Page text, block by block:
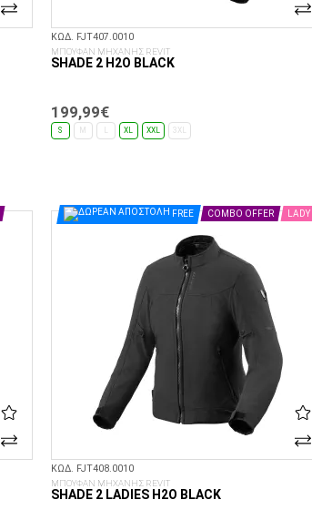
ΚΩΔ. FJT407.0010
ΜΠΟΥΦΑΝ ΜΗΧΑΝΗΣ REVIT
SHADE 2 H2O BLACK
199,99€
S XL XXL 3XL
FREE COMBO OFFER LADY
ΚΩΔ. FJT408.0010
ΜΠΟΥΦΑΝ ΜΗΧΑΝΗΣ REVIT
SHADE 2 LADIES H2O BLACK